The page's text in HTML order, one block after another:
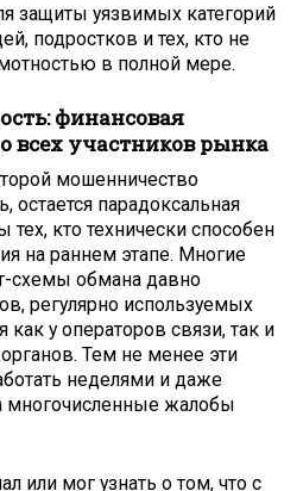
защиты уязвимых категорий
подростков и тех, кто не
в полной мере.
финансовая
всех участников рынка
мошенничество
остается парадоксальная
тех, кто технически способен
на раннем этапе. Многие
схемы обмана давно
регулярно используемых
у операторов связи, так и
Тем не менее эти
неделями и даже
многочисленные жалобы
или мог узнать о том, что с